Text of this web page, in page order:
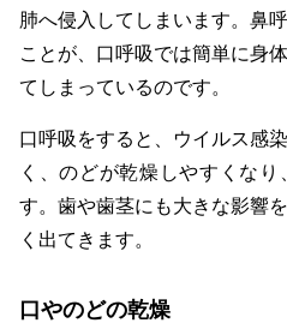
肺へ侵入してしまいます。鼻
ことが、口呼吸では簡単に身
てしまっているのです。
口呼吸をすると、ウイルス感
く、のどが乾燥しやすくな
す。歯や歯茎にも大きな影響
く出てきます。
口やのどの乾燥